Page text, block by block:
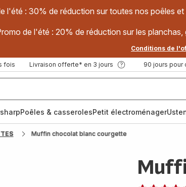
l'été : 30% de réduction sur toutes nos poêles
de l'été : 20% de réduction sur les
Conditions de
fois Livraison offerte* en 3 jours 90 jours pour
Poêles & casserolesPetit électroménager
Muffin chocolat blanc courgette